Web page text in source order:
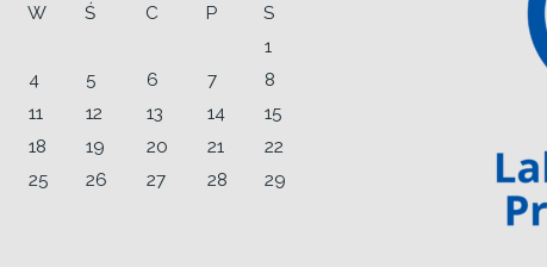
W Ś C P
S
1
4 5 6 7
8
11 12 13 14
15
18 19 20 21
22
25 26 27 28
29